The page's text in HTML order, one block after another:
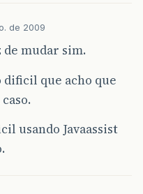
de 2009
de mudar sim.
dificil que acho que
usando Javaassist